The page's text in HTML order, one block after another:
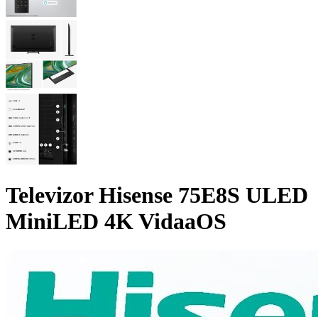
Televizor Hisense 75E8S ULED
MiniLED 4K VidaaOS